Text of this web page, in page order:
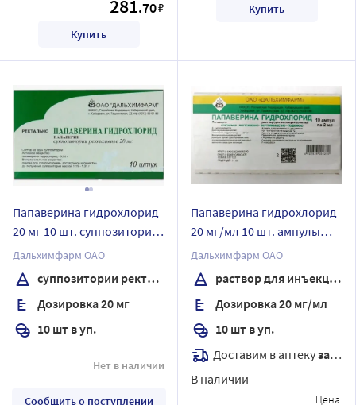
281.70₽
Купить
Купить
Папаверина гидрохлорид
20 мг 10 шт. суппозитории
ректальные
Дальхимфарм ОАО
суппозитории ректальные
Дозировка 20 мг
10 шт в уп.
Нет в наличии
Сообщить о поступлении
Папаверина гидрохлорид
20 мг/мл 10 шт. ампулы
раствор для инъекций 2
мл
Дальхимфарм ОАО
раствор для инъекций
Дозировка 20 мг/мл
10 шт в уп.
Доставим в аптекузавтра
В наличии
Цена: